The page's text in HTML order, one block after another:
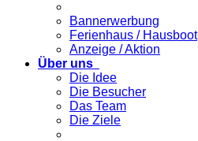
Bannerwerbung
Ferienhaus / Hausboot
Anzeige / Aktion
Über uns
Die Idee
Die Besucher
Das Team
Die Ziele